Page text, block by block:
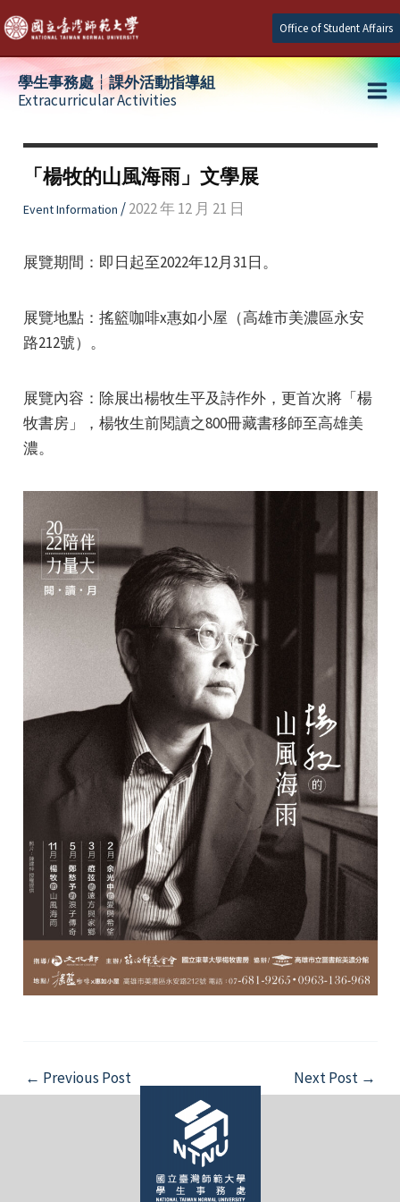
Skip
to
content
Office of Student Affairs
學生事務處┆課外活動指導組
Extracurricular Activities
「楊牧的山風海雨」文學展
Event Information /2022 年 12 月 21 日
展覽期間：即日起至2022年12月31日。
展覽地點：搖籃咖啡x惠如小屋（高雄市美濃區永安
路212號）。
展覽內容：除展出楊牧生平及詩作外，更首次將「楊
牧書房」，楊牧生前閱讀之800冊藏書移師至高雄美
濃。
Post
navigation
← Previous Post Next Post →